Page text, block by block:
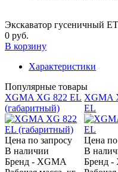
Экскаватор гусеничный
0 руб.
В корзину
Характеристики
Популярные товары
XGMA XG 822 EL
(габаритный)
Цена по запросу
В наличии
Бренд - XGMA
XGMA
EL
Цена по
В
Бренд -